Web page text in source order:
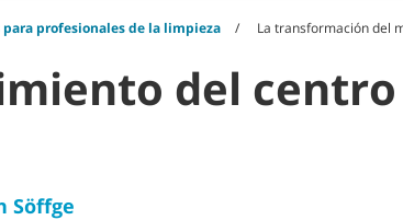
para profesionales de la limpieza La transformación del
del
Söffge